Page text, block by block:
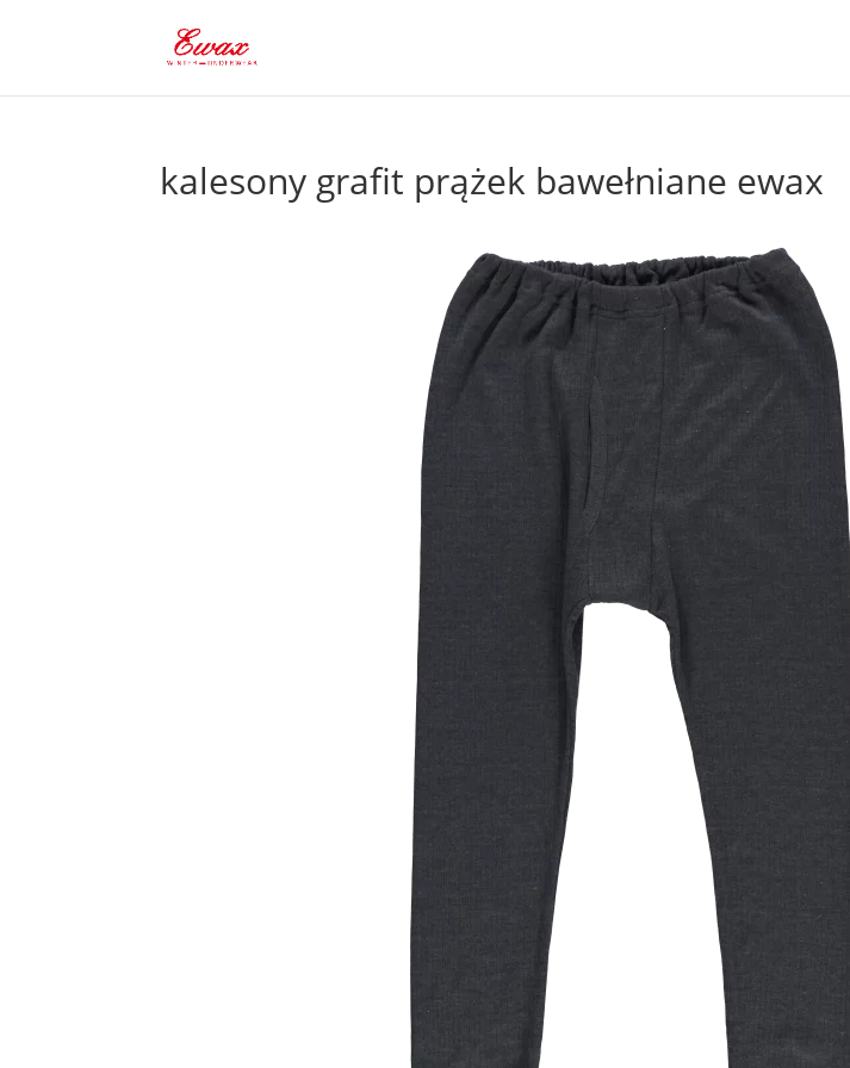
kalesony grafit prążek bawełniane ewax